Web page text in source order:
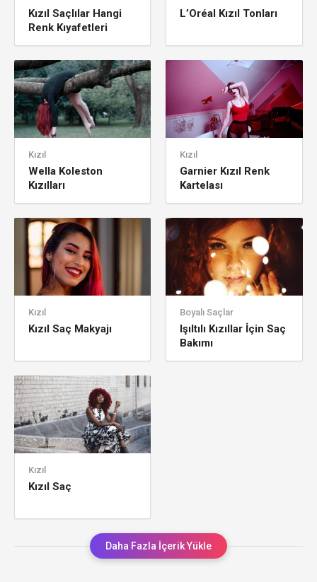
Kızıl Saçlılar Hangi
Renk Kıyafetleri
L’Oréal Kızıl Tonları
Kızıl
Wella Koleston
Kızılları
Kızıl
Garnier Kızıl Renk
Kartelası
Kızıl
Kızıl Saç Makyajı
Boyalı Saçlar
Işıltılı Kızıllar İçin Saç
Bakımı
Kızıl
Kızıl Saç
Daha Fazla İçerik Yükle